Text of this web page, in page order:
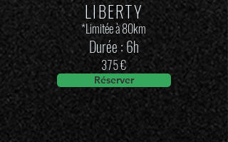
LIBERTY
*Limitée à 80km
Durée : 6h
375 €
Réserver